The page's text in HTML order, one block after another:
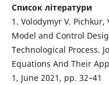
Список літератури
1. Volodymyr V.
Model and Control
Technological Process.
Equations And Their
1, June 2021, pp. 32–41